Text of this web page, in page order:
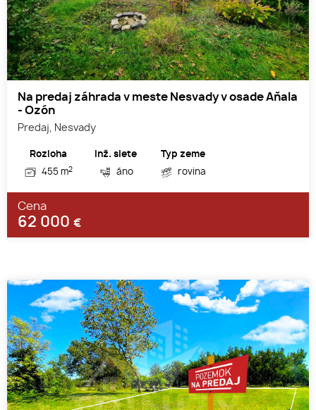
Na predaj záhrada v meste Nesvady v osade Aňala
- Ozón
Predaj, Nesvady
Rozloha
455 m2
Inž. siete
áno
Typ zeme
rovina
Cena
62 000 €